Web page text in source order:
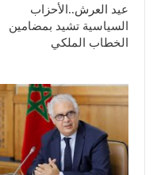
عيد العرش..الأحزاب
السياسية تشيد بمضامين
الخطاب الملكي